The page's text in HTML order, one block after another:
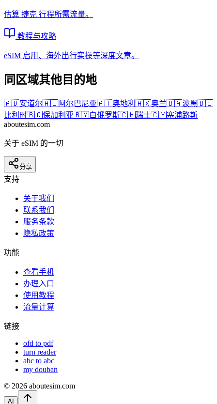
估算 捷克 行程所需流量。
教程与攻略
eSIM 启用、海外出行实操等深度文章。
同区域其他目的地
🇦🇩安道尔🇦🇱阿尔巴尼亚🇦🇹奥地利 🇦🇽奥兰🇧🇦波黑🇧🇪
比利时🇧🇬保加利亚🇧🇾白俄罗斯🇨🇭瑞士🇨🇾塞浦路斯
aboutesim.com
关于 eSIM 的一切
分享
支持
关于我们
联系我们
服务条款
隐私政策
功能
查看手机
办理入口
使用教程
流量计算
链接
ofd to pdf
turn reader
abc to abc
my douban
© 2026 aboutesim.com
AI